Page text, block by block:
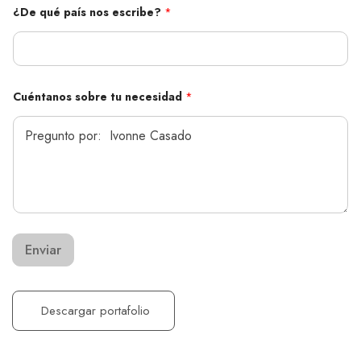
e
s
r
b
e
?
¿De qué país nos escribe? *
Cuéntanos sobre tu necesidad *
Enviar
Descargar portafolio